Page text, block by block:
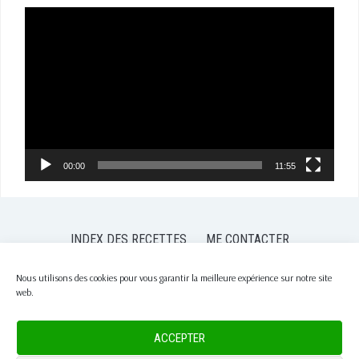
Nous utilisons des cookies pour vous garantir la meilleure expérience sur notre site
web.
ACCEPTER
00:00 11:55
INDEX DES RECETTES
ME CONTACTER
COPYRIGHT © 2026 PASSION NUTRITION